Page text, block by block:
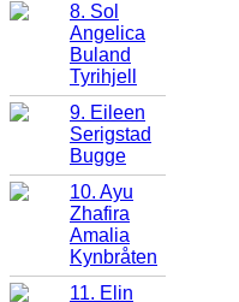
8. Sol
Angelica
Buland
Tyrihjell
9. Eileen
Serigstad
Bugge
10. Ayu
Zhafira
Amalia
Kynbråten
11. Elin